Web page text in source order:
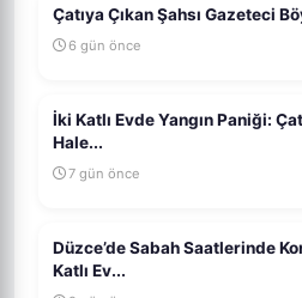
Çatıya Çıkan Şahsı Gazeteci
6 gün önce
İki Katlı Evde Yangın Paniği:
Hale...
7 gün önce
Düzce’de Sabah Saatlerinde
Katlı Ev...